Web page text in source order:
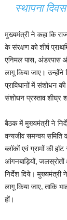
स्थापना
मुख्यमंत्री ने कहा कि
के संरक्षण को शीर्ष
एनिमल पास, अंडरपास
लागू किया जाए। उन्होंने
प्राविधानों में संशोधन
संशोधन प्रस्ताव शीघ्र
बैठक में मुख्यमंत्री ने
वन्यजीव समन्वय
ब्लॉकों एवं ग्रामों की
आंगनबाड़ियों,
निर्देश दिये। मुख्यमंत्री
लागू किया जाए, ताकि
हों।